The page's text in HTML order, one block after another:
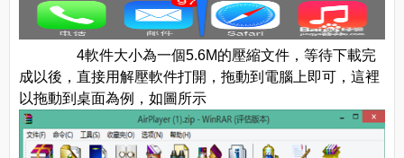
4軟件大小為一個5.6M的壓縮文件，等待下載完
成以後，直接用解壓軟件打開，拖動到電腦上即可，這裡
以拖動到桌面為例，如圖所示